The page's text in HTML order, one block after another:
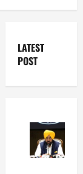
LATEST
POST